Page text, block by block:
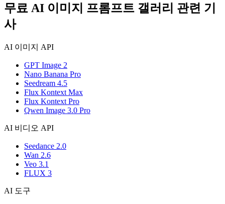
무료 AI 이미지 프롬프트 갤러리 관련 기
사
AI 이미지 API
GPT Image 2
Nano Banana Pro
Seedream 4.5
Flux Kontext Max
Flux Kontext Pro
Qwen Image 3.0 Pro
AI 비디오 API
Seedance 2.0
Wan 2.6
Veo 3.1
FLUX 3
AI 도구